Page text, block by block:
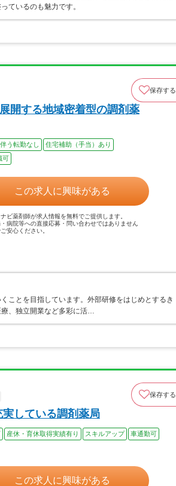
ているのも魅力です。
保存する
開する地域密着型の調剤薬
う転勤なし
住宅補助（手当）あり
可
この求人に興味がある
ビ薬剤師が求人情報を無料でご提供します。
病院等への直接応募・問い合わせではありません
安心ください。
ことを目指しています。外部研修をはじめとするき
、独立開業など多彩に活…
保存する
実している調剤薬局
産休・育休取得実績有り スキルアップ
車通勤可
この求人に興味がある